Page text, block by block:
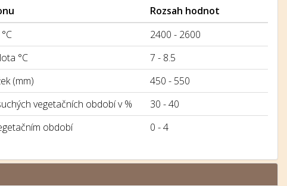
Rozsah hodnot
2400 - 2600
°C
7 - 8.5
(mm)
450 - 550
vegetačních období v %
30 - 40
období
0 - 4